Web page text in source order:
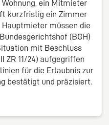
ein Mitmieter
kurzfristig ein Zimmer
müssen die
(BGH)
mit Beschluss
ZR 11/24) aufgegriffen
für die Erlaubnis zur
bestätigt und präzisiert.